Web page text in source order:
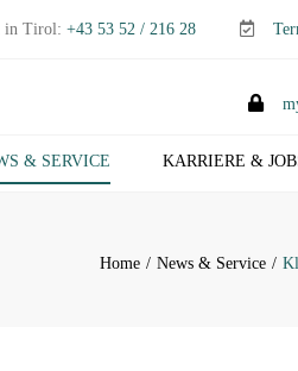
in Tirol: +43 53 52 / 216 28
& SERVICE KARRIERE &
Home News & Service